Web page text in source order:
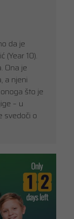
da je
(Year 10).
Ona je
a njeni
što je
– u
svedoči o